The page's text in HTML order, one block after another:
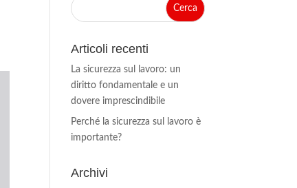
Articoli recenti
La sicurezza sul lavoro: un
diritto fondamentale e un
dovere imprescindibile
Perché la sicurezza sul lavoro è
importante?
Archivi